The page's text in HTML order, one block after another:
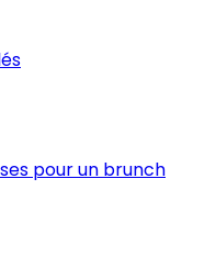
pour un brunch